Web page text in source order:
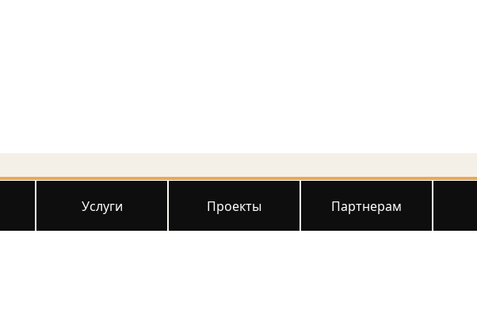
Услуги Проекты Партнерам